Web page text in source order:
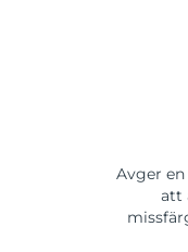
Avger
att